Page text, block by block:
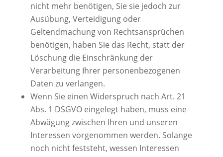
nicht mehr benötigen, Sie sie jedoch zur
Ausübung, Verteidigung oder
Geltendmachung von Rechtsansprüchen
benötigen, haben Sie das Recht, statt der
Löschung die Einschränkung der
Verarbeitung Ihrer personenbezogenen
Daten zu verlangen.
Wenn Sie einen Widerspruch nach Art. 21
Abs. 1 DSGVO eingelegt haben, muss eine
Abwägung zwischen Ihren und unseren
Interessen vorgenommen werden. Solange
noch nicht feststeht, wessen Interessen